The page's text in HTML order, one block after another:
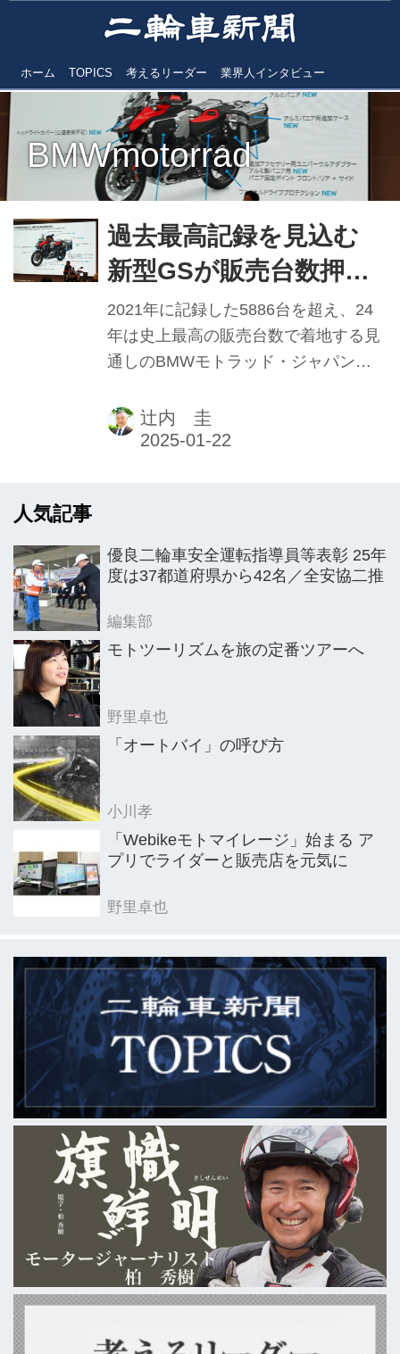
ホーム TOPICS 考えるリーダー 業界人インタビュー
BMWmotorrad
過去最高記録を見込む
新型GSが販売台数押し
上げ BMWモトラッドジ
ャパン 佐伯要ジェネラ
ルマネージャー 【2024
年実績と2025年抱負】
2021年に記録した5886台を超え、24
年は史上最高の販売台数で着地する見
通しのBMWモトラッド・ジャパン。
入したR1300GSであったと、ジェネラ
ルマネージャーの佐伯要氏（当時）は
辻内 圭
人気記事
優良二輪車安全運転指導員等表彰 25年
度は37都道府県から42名／全安協二推
編集部
モトツーリズムを旅の定番ツアーへ
野里卓也
「オートバイ」の呼び方
小川孝
「Webikeモトマイレージ」始まる ア
プリでライダーと販売店を元気に
野里卓也